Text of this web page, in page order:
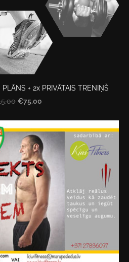
+ 2x PRIVĀTAIS TRENIŅŠ
€75.00